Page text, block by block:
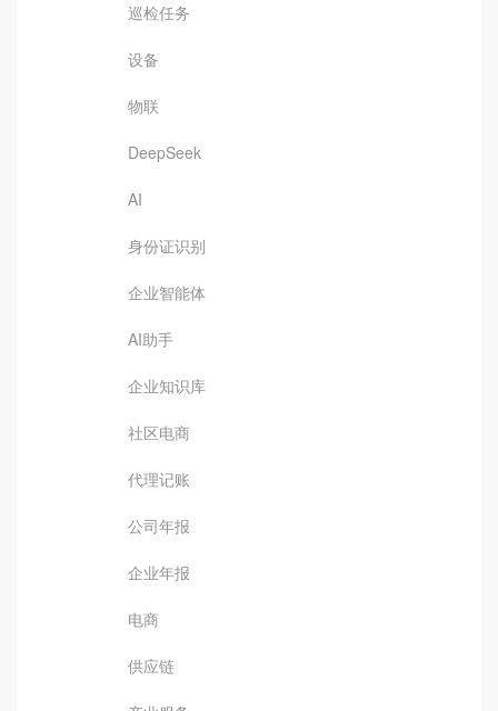
巡检任务
设备
物联
DeepSeek
AI
身份证识别
企业智能体
AI助手
企业知识库
社区电商
代理记账
公司年报
企业年报
电商
供应链